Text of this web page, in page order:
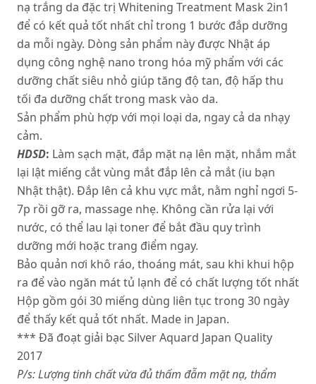
nạ trắng da đặc trị Whitening Treatment Mask 2in1
để có kết quả tốt nhất chỉ trong 1 bước đắp dưỡng
da mỗi ngày. Dòng sản phẩm này được Nhật áp
dụng công nghệ nano trong hóa mỹ phẩm với các
dưỡng chất siêu nhỏ giúp tăng độ tan, độ hấp thu
tối đa dưỡng chất trong mask vào da.
Sản phẩm phù hợp với mọi loại da, ngay cả da nhạy
cảm.
HDSD: Làm sạch mặt, đắp mặt nạ lên mặt, nhắm mắt
lại lật miếng cắt vùng mắt đắp lên cả mắt (iu bạn
Nhật thật). Đắp lên cả khu vực mắt, nằm nghỉ ngơi 5-
7p rồi gỡ ra, massage nhẹ. Không cần rửa lại với
nước, có thể lau lại toner để bắt đầu quy trình
dưỡng mới hoặc trang điểm ngay.
Bảo quản nơi khô ráo, thoáng mát, sau khi khui hộp
ra để vào ngăn mát tủ lạnh để có chất lượng tốt nhất
Hộp gồm gói 30 miếng dùng liên tục trong 30 ngày
để thấy kết quả tốt nhất. Made in Japan.
*** Đã đoạt giải bạc Silver Aquard Japan Quality
2017
P/s: Lượng tinh chất vừa đủ thấm đẫm mặt nạ, thẩm